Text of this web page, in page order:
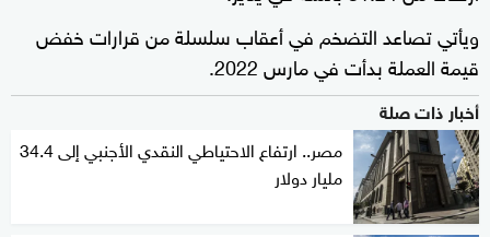
ويأتي تصاعد التضخم في أعقاب سلسلة من قرارات خفض
قيمة العملة بدأت في مارس 2022.
أخبار ذات صلة
مصر.. ارتفاع الاحتياطي النقدي الأجنبي إلى 34.4
مليار دولار